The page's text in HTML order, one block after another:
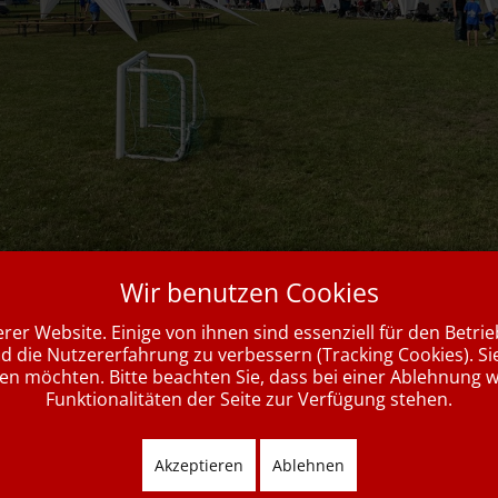
in über zehn Zelten auf dem Ausweichplatz des SVB.
samt Essenszelten und Küchenzelt wurden von fleißigen
Wir benutzen Cookies
Website. Einige von ihnen sind essenziell für den
die Nutzererfahrung zu verbessern (Tracking Cookies).
möchten. Bitte beachten Sie, dass bei einer Ablehnung
Funktionalitäten der Seite zur Verfügung stehen.
Akzeptieren Ablehnen